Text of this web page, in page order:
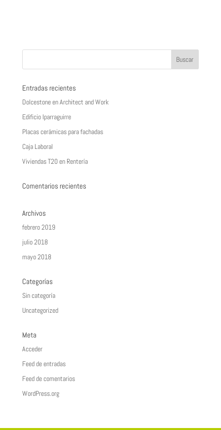
Entradas recientes
Dolcestone en Architect and Work
Edificio Iparraguirre
Placas cerámicas para fachadas
Caja Laboral
Viviendas T20 en Rentería
Comentarios recientes
Archivos
febrero 2019
julio 2018
mayo 2018
Categorías
Sin categoría
Uncategorized
Meta
Acceder
Feed de entradas
Feed de comentarios
WordPress.org